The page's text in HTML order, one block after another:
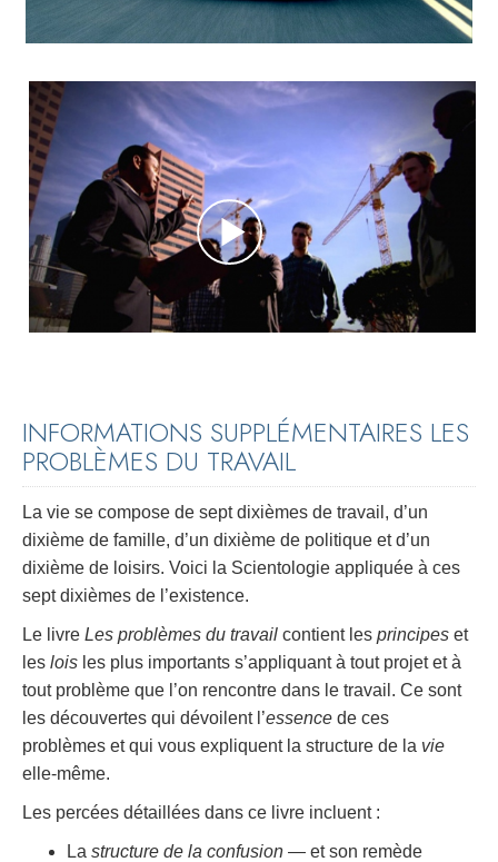
INFORMATIONS SUPPLÉMENTAIRES LES
PROBLÈMES DU TRAVAIL
La vie se compose de sept dixièmes de travail, d’un
dixième de famille, d’un dixième de politique et d’un
dixième de loisirs. Voici la Scientologie appliquée à ces
sept dixièmes de l’existence.
Le livre Les problèmes du travail contient les principes et
les lois les plus importants s’appliquant à tout projet et à
tout problème que l’on rencontre dans le travail. Ce sont
les découvertes qui dévoilent l’essence de ces
problèmes et qui vous expliquent la structure de la vie
elle-même.
Les percées détaillées dans ce livre incluent :
La structure de la confusion — et son remède